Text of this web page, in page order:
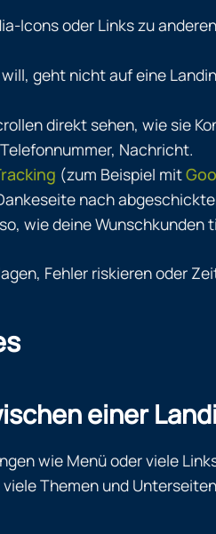
Icons oder Links zu
geht nicht auf eine
direkt sehen, wie sie
Nachricht.
(zum Beispiel mit
nach
wie deine Wunschkunden
Fehler riskieren oder
einer
wie Menü oder viele
Themen und